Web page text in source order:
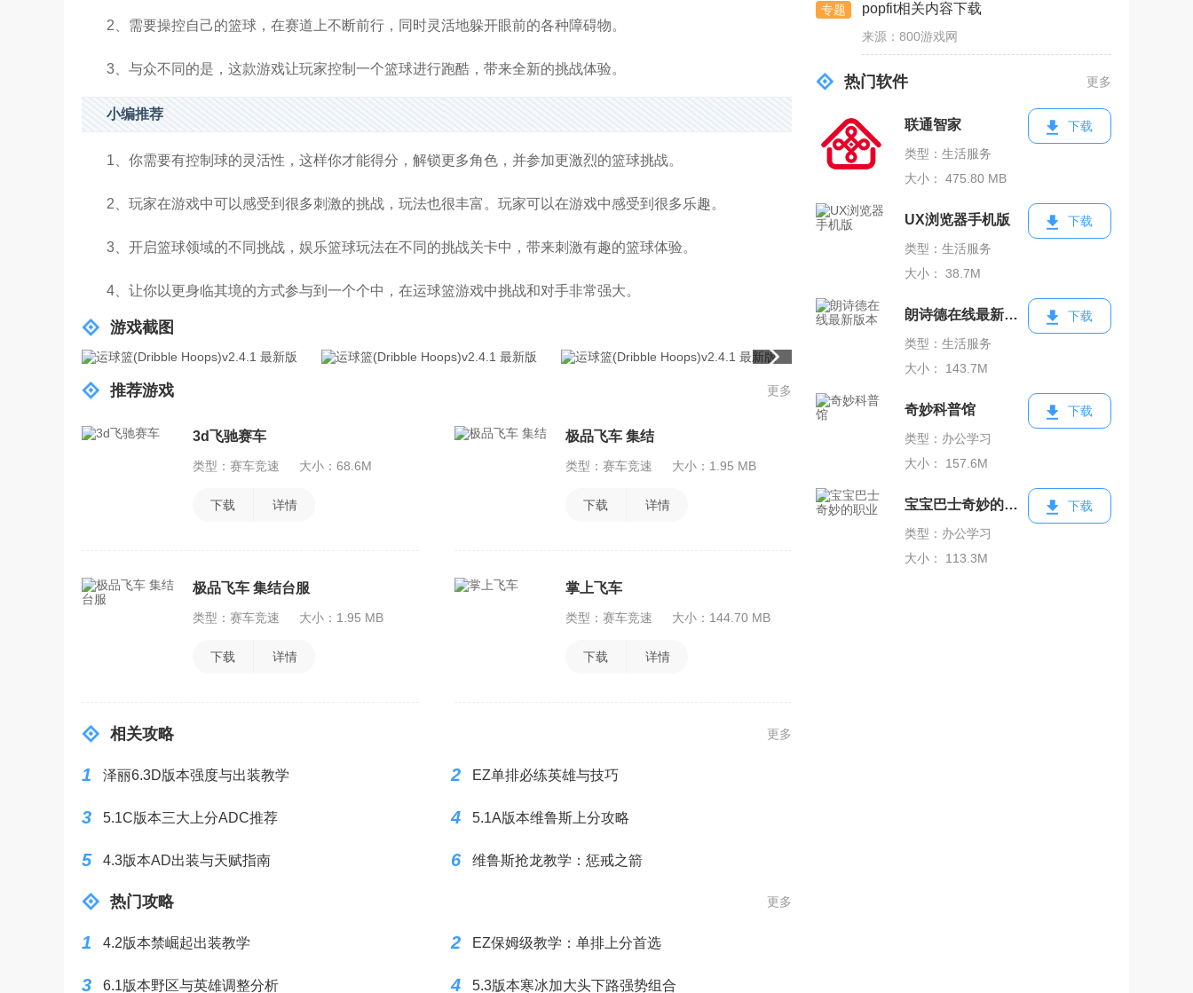
2、需要操控自己的篮球，在赛道上不断前行，同时灵活地躲开眼前的各种障碍物。
3、与众不同的是，这款游戏让玩家控制一个篮球进行跑酷，带来全新的挑战体验。
小编推荐
1、你需要有控制球的灵活性，这样你才能得分，解锁更多角色，并参加更激烈的篮球挑战。
2、玩家在游戏中可以感受到很多刺激的挑战，玩法也很丰富。玩家可以在游戏中感受到很多乐趣。
3、开启篮球领域的不同挑战，娱乐篮球玩法在不同的挑战关卡中，带来刺激有趣的篮球体验。
4、让你以更身临其境的方式参与到一个个中，在运球篮游戏中挑战和对手非常强大。
游戏截图
推荐游戏 更多
3d飞驰赛车
类型：赛车竞速 大小：68.6M
下载 详情
极品飞车 集结
类型：赛车竞速 大小：1.95 MB
下载 详情
极品飞车 集结台服
类型：赛车竞速 大小：1.95 MB
下载 详情
掌上飞车
类型：赛车竞速 大小：144.70 MB
下载 详情
相关攻略 更多
1 泽丽6.3D版本强度与出装教学 2 EZ单排必练英雄与技巧
3 5.1C版本三大上分ADC推荐 4 5.1A版本维鲁斯上分攻略
5 4.3版本AD出装与天赋指南 6 维鲁斯抢龙教学：惩戒之箭
热门攻略 更多
1 4.2版本禁崛起出装教学 2 EZ保姆级教学：单排上分首选
3 6.1版本野区与英雄调整分析 4 5.3版本寒冰加大头下路强势组合
专题 popfit相关内容下载
来源：800游戏网
热门软件 更多
联通智家
类型：生活服务
大小： 475.80 MB
下载
UX浏览器手机版
类型：生活服务
大小： 38.7M
下载
朗诗德在线最新版本
类型：生活服务
大小： 143.7M
下载
奇妙科普馆
类型：办公学习
大小： 157.6M
下载
宝宝巴士奇妙的职业
类型：办公学习
大小： 113.3M
下载